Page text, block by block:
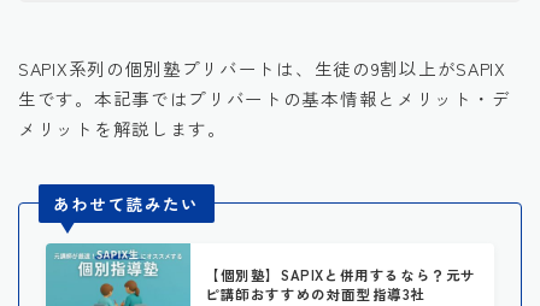
SAPIX系列の個別塾プリバートは、生徒の9割以上がSAPIX
生です。本記事ではプリバートの基本情報とメリット・デ
メリットを解説します。
あわせて読みたい
【個別塾】SAPIXと併用するなら？元サ
ピ講師おすすめの対面型指導3社